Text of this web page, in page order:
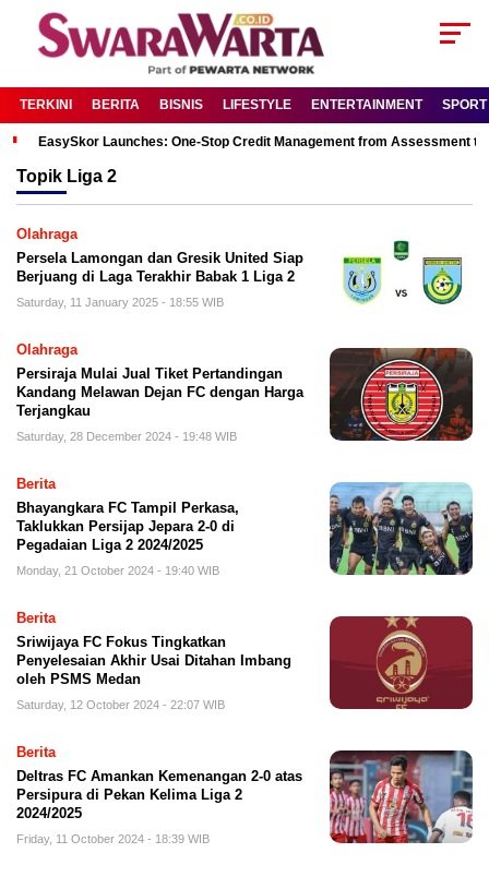
TERKINI BERITA BISNIS LIFESTYLE ENTERTAINMENT SPORT
EasySkor Launches: One-Stop Credit Management from Assessment
Topik Liga 2
Olahraga
Persela Lamongan dan Gresik United Siap
Berjuang di Laga Terakhir Babak 1 Liga 2
Saturday, 11 January 2025 - 18:55 WIB
Olahraga
Persiraja Mulai Jual Tiket Pertandingan
Kandang Melawan Dejan FC dengan Harga
Terjangkau
Saturday, 28 December 2024 - 19:48 WIB
Berita
Bhayangkara FC Tampil Perkasa,
Taklukkan Persijap Jepara 2-0 di
Pegadaian Liga 2 2024/2025
Monday, 21 October 2024 - 19:40 WIB
Berita
Sriwijaya FC Fokus Tingkatkan
Penyelesaian Akhir Usai Ditahan Imbang
oleh PSMS Medan
Saturday, 12 October 2024 - 22:07 WIB
Berita
Deltras FC Amankan Kemenangan 2-0 atas
Persipura di Pekan Kelima Liga 2
2024/2025
Friday, 11 October 2024 - 18:39 WIB